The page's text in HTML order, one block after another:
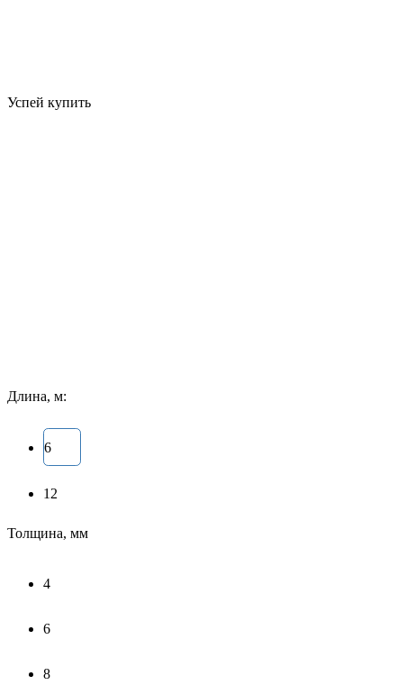
Успей купить
Длина, м:
6
12
Толщина, мм
4
6
8